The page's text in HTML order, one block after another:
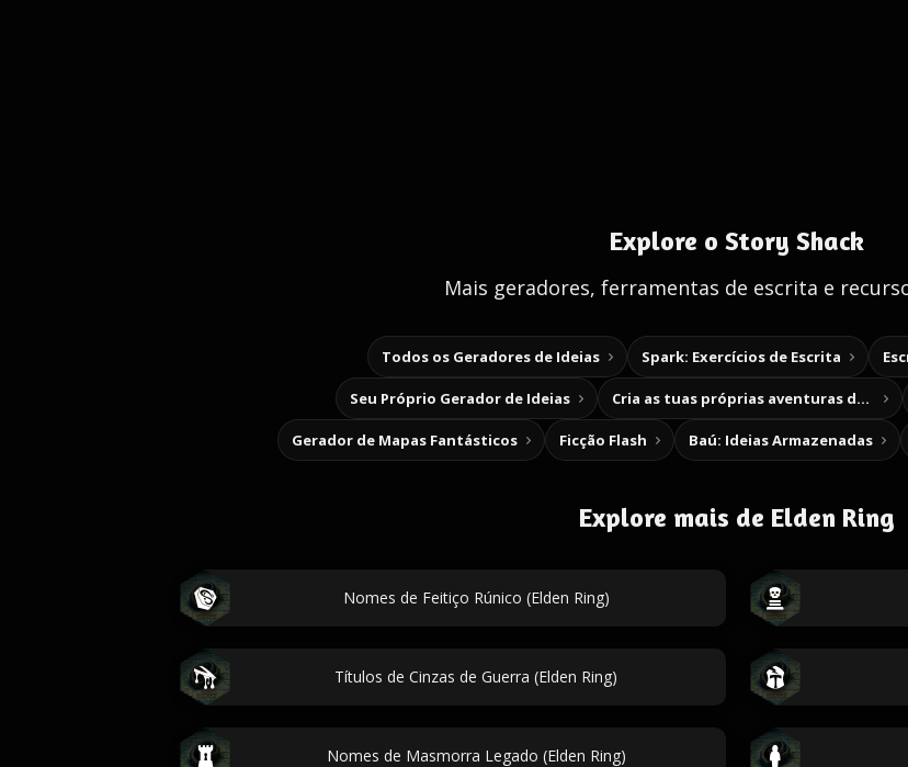
Explore o Story Shack
Mais geradores, ferramentas de escrita e
Todos os Geradores de Ideias Spark: Exercícios de Escrita
Seu Próprio Gerador de Ideias Cria as tuas próprias aventuras de escolha
Gerador de Mapas Fantásticos Ficção Flash Baú: Ideias Armazenadas
Explore mais de Elden Ring
Nomes de Feitiço Rúnico (Elden Ring)
Títulos de Cinzas de Guerra (Elden Ring)
Nomes de Masmorra Legado (Elden Ring)